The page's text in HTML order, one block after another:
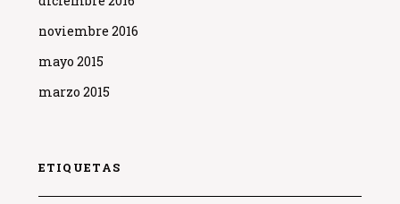
noviembre 2016
mayo 2015
marzo 2015
ETIQUETAS